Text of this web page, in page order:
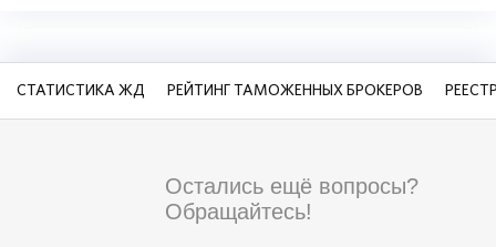
СТАТИСТИКА ЖД РЕЙТИНГ ТАМОЖЕННЫХ БРОКЕРОВ
Остались ещё вопросы?
Обращайтесь!